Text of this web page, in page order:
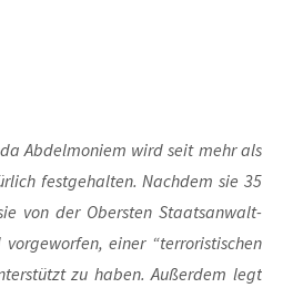
Abdel­mo­niem wird seit mehr als
fest­ge­hal­ten. Nach­dem sie 35
von der Obers­ten Staats­an­walt­
einer “ter­ro­ris­ti­schen
zu haben. Außer­dem legt